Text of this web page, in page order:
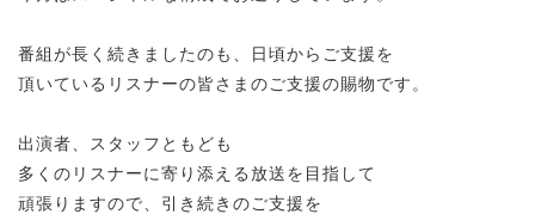
番組が長く続きましたのも、日頃からご支援を
頂いているリスナーの皆さまのご支援の賜物です。
出演者、スタッフともども
多くのリスナーに寄り添える放送を目指して
頑張りますので、引き続きのご支援を